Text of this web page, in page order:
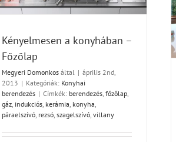
Kényelmesen a konyhában –
Főzőlap
Megyeri Domonkos által | április 2nd,
2013 | Kategóriák: Konyhai
berendezés | Címkék: berendezés, főzőlap,
gáz, indukciós, kerámia, konyha,
páraelszívó, rezsó, szagelszívó, villany
Kényelmesen a konyhában sorozat